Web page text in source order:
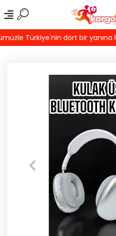
Türkiye'nin dört bir yanına